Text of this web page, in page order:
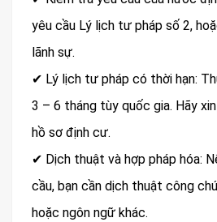
yêu cầu Lý lịch tư pháp số 2,
lãnh sự.
✔ Lý lịch tư pháp có thời hạn:
3 – 6 tháng tùy quốc gia. Hãy
hồ sơ định cư.
✔ Dịch thuật và hợp pháp hóa:
cầu, bạn cần dịch thuật công
hoặc ngôn ngữ khác.